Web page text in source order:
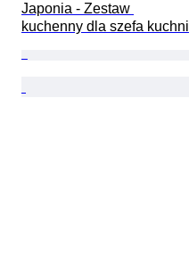
Japonia - Zestaw
kuchenny dla szefa kuchni